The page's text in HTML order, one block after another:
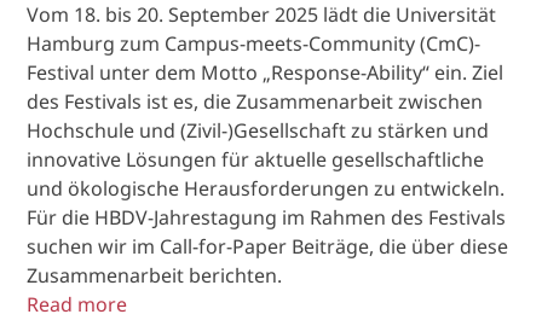
Vom 18. bis 20. September 2025 lädt die Universität
Hamburg zum Campus-meets-Community (CmC)-
Festival unter dem Motto „Response-Ability“ ein. Ziel
des Festivals ist es, die Zusammenarbeit zwischen
Hochschule und (Zivil-)Gesellschaft zu stärken und
innovative Lösungen für aktuelle gesellschaftliche
und ökologische Herausforderungen zu entwickeln.
Für die HBDV-Jahrestagung im Rahmen des Festivals
suchen wir im Call-for-Paper Beiträge, die über diese
Zusammenarbeit berichten.
Read more